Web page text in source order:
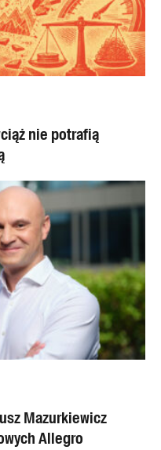
nie potrafią
Mazurkiewicz
Allegro